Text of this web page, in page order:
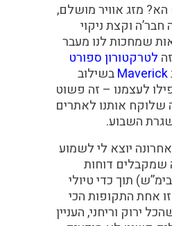
הא? מזג אוויר מושלם,
וקצת ניקוי
שמחכות לנו מעבר
לטרקטורון ספורט
Maverickבשילוב
לעצמנו – זה פשוט
שלוקח אותנו לאתרים
השבוע.
יוצא לי לשמוע
שמקבלים דוחות
תוך כדי טיולי
אחת התקופות הכי
ירוק וריחני, העניין